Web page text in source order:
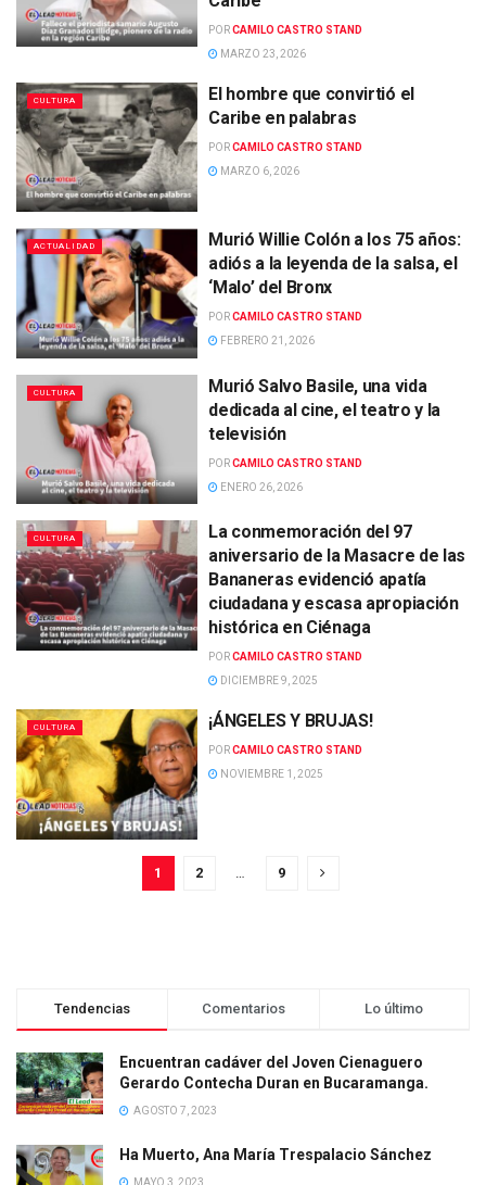
PORCAMILO CASTRO STAND
MARZO 23, 2026
CULTURA
El hombre que convirtió el
Caribe en palabras
PORCAMILO CASTRO STAND
MARZO 6, 2026
ACTUALIDAD
Murió Willie Colón a los 75 años:
adiós a la leyenda de la salsa, el
‘Malo’ del Bronx
PORCAMILO CASTRO STAND
FEBRERO 21, 2026
CULTURA
Murió Salvo Basile, una vida
dedicada al cine, el teatro y la
televisión
PORCAMILO CASTRO STAND
ENERO 26, 2026
CULTURA
La conmemoración del 97
aniversario de la Masacre de las
Bananeras evidenció apatía
ciudadana y escasa apropiación
histórica en Ciénaga
PORCAMILO CASTRO STAND
DICIEMBRE 9, 2025
CULTURA ¡ÁNGELES Y BRUJAS!
PORCAMILO CASTRO STAND
NOVIEMBRE 1, 2025
1 2 9
Tendencias Comentarios Lo último
Encuentran cadáver del Joven Cienaguero
Gerardo Contecha Duran en Bucaramanga.
AGOSTO 7, 2023
Ha Muerto, Ana María Trespalacio Sánchez
MAYO 3, 2023